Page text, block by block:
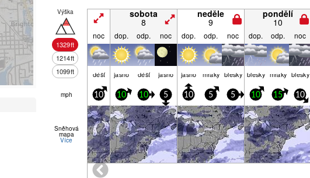
Výška
1329ft
1214ft
1099ft
sobota
8
neděle
9
pondělí
10
noc dop. odp. noc dop. odp. noc dop. odp. noc
déšť jasno déšť jasno jasno mraky blesky blesky mraky blesky
mph 10 10 10 5 10 5 5 10 15 10
Sněhová
mapa
Více